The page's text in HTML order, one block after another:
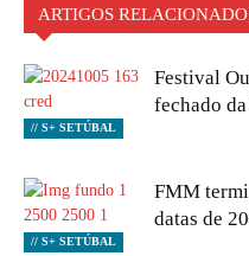
ARTIGOS
// S+ SETÚBAL
Festival
fechado
// S+ SETÚBAL
FMM
datas de